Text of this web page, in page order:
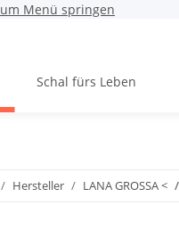
Menü springen
Schal fürs Leben
Hersteller LANA GROSSA <